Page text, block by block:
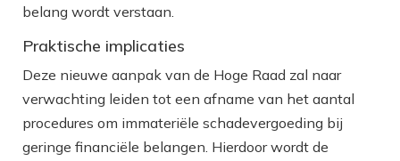
belang wordt verstaan.
Praktische implicaties
Deze nieuwe aanpak van de Hoge Raad zal naar
verwachting leiden tot een afname van het aantal
procedures om immateriële schadevergoeding bij
geringe financiële belangen. Hierdoor wordt de